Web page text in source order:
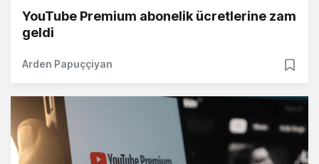
YouTube Premium abonelik ücretlerine zam
geldi
Arden Papuççiyan